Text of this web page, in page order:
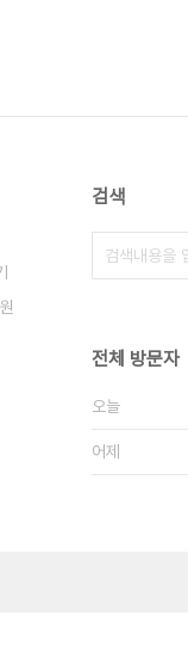
검색
전체 방문자
오늘
어제